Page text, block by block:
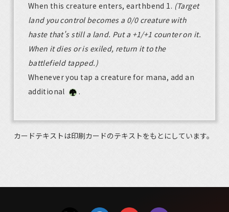
When this creature enters, earthbend 1. (Target
land you control becomes a 0/0 creature with
haste that's still a land. Put a +1/+1 counter on it.
When it dies or is exiled, return it to the
battlefield tapped.)
Whenever you tap a creature for mana, add an
additional
.
カードテキストは印刷カードのテキストをもとにしています。